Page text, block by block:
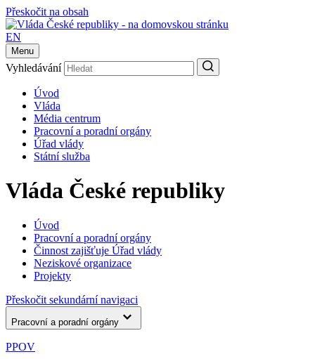
Přeskočit na obsah
EN
Menu
Vyhledávání
Úvod
Vláda
Média centrum
Pracovní a poradní orgány
Úřad vlády
Státní služba
Vláda České republiky
Úvod
Pracovní a poradní orgány
Činnost zajišťuje Úřad vlády
Neziskové organizace
Projekty
Přeskočit sekundární navigaci
Pracovní a poradní orgány
PPOV